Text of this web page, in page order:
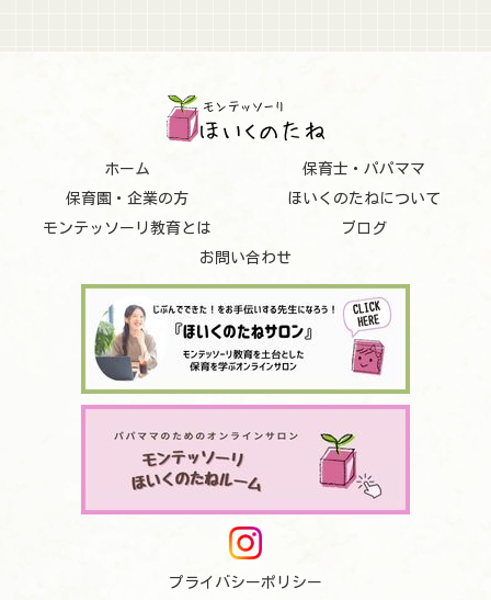
ホーム
保育士・パパママ
保育園・企業の方
ほいくのたねについて
モンテッソーリ教育とは
ブログ
お問い合わせ
プライバシーポリシー